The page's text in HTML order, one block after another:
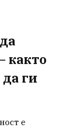
както
да ги
е